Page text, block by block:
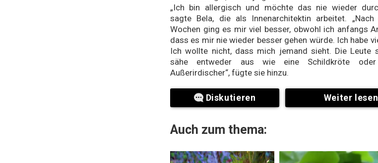
„Ich bin allergisch und möchte das nie wieder
sagte Bela, die als Innenarchitektin arbeitet.
Wochen ging es mir viel besser, obwohl ich anfangs
dass es mir nie wieder besser gehen würde. Ich habe
Ich wollte nicht, dass mich jemand sieht. Die Leute
sähe entweder aus wie eine Schildkröte
Außerirdischer“, fügte sie hinzu.
Diskutieren Weiter lesen
Auch zum thema: